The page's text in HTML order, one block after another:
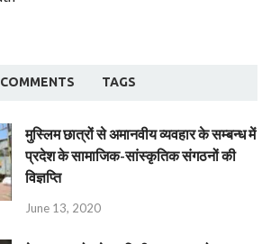
COMMENTS TAGS
मुस्लिम छात्रों से अमानवीय व्यवहार के सम्बन्ध में
प्रदेश के सामाजिक-सांस्कृतिक संगठनों की
विज्ञप्ति
June 13, 2020